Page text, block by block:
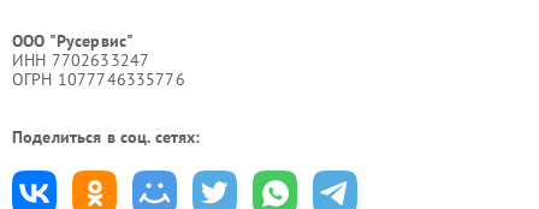
ООО "Русервис"
ИНН 7702633247
ОГРН 1077746335776
Поделиться в соц. сетях: